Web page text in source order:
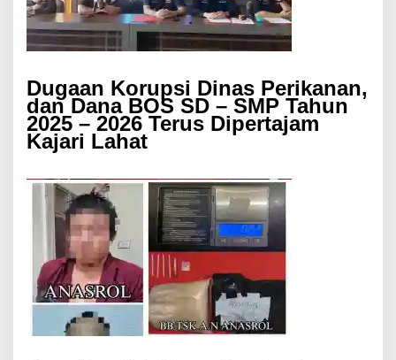
Dugaan Korupsi Dinas Perikanan,
dan Dana BOS SD – SMP Tahun
2025 – 2026 Terus Dipertajam
Kajari Lahat